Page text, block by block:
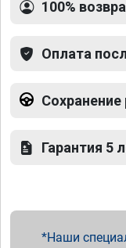
100%
Оплата
Сохранение
Гарантия 5
Наши